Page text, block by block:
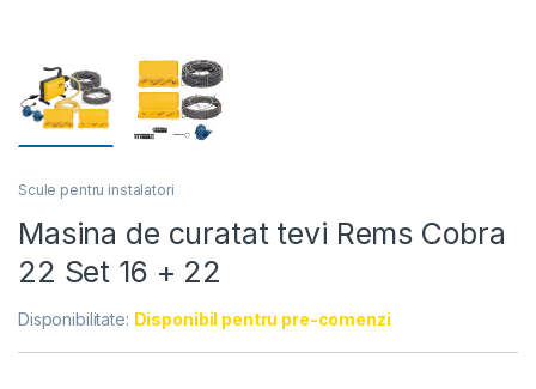
Scule pentru instalatori
Masina de curatat tevi Rems Cobra
22 Set 16 + 22
Disponibilitate: Disponibil pentru pre-comenzi